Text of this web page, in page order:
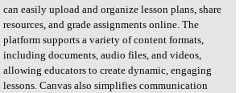
can easily upload and organize lesson plans, share
resources, and grade assignments online. The
platform supports a variety of content formats,
including documents, audio files, and videos,
allowing educators to create dynamic, engaging
lessons. Canvas also simplifies communication